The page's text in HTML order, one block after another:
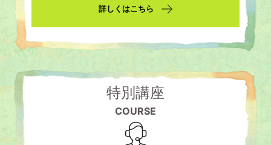
詳しくはこちら
特別講座
COURSE